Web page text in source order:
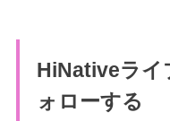
HiNativeライ
ォローする